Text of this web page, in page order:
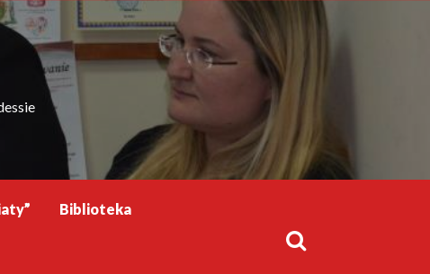
Biblioteka